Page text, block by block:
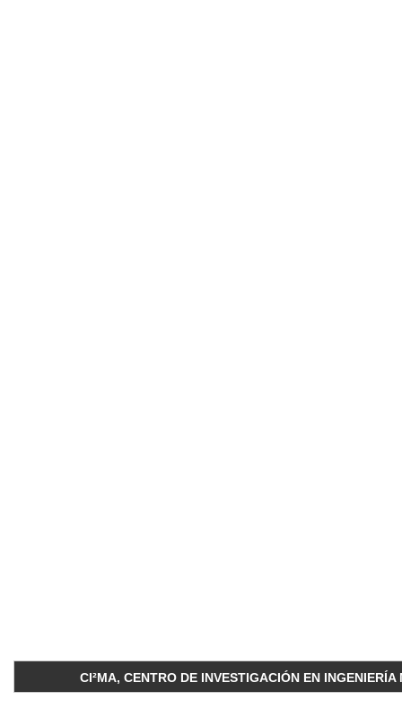
CI²MA, CENTRO DE INVESTIGACIÓN EN